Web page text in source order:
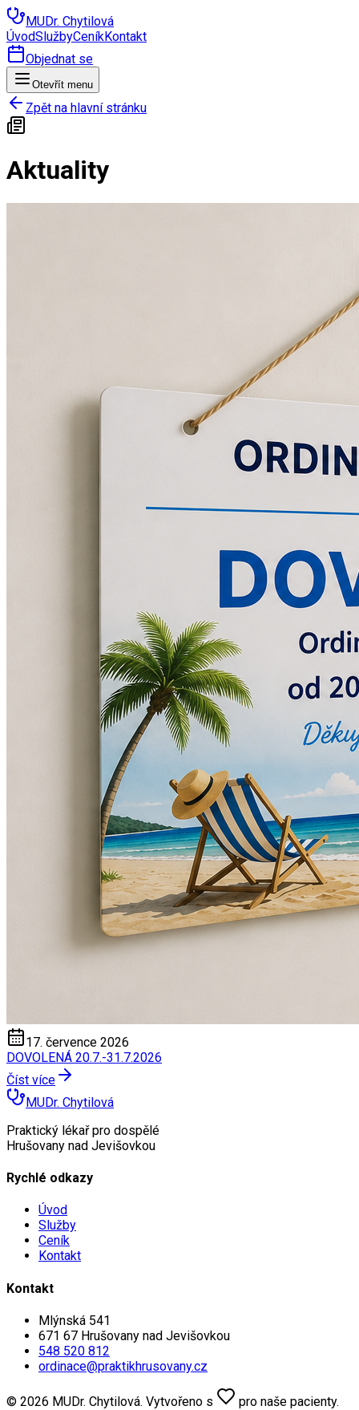
MUDr. Chytilová
ÚvodSlužbyCeníkKontakt
Objednat se
Otevřít menu
Zpět na hlavní stránku
Aktuality
17. července 2026
DOVOLENÁ 20.7.-31.7.2026
Číst více
MUDr. Chytilová
Praktický lékař pro dospělé
Hrušovany nad Jevišovkou
Rychlé odkazy
Úvod
Služby
Ceník
Kontakt
Kontakt
Mlýnská 541
671 67 Hrušovany nad Jevišovkou
548 520 812
ordinace@praktikhrusovany.cz
© 2026 MUDr. Chytilová. Vytvořeno s pro naše pacienty.